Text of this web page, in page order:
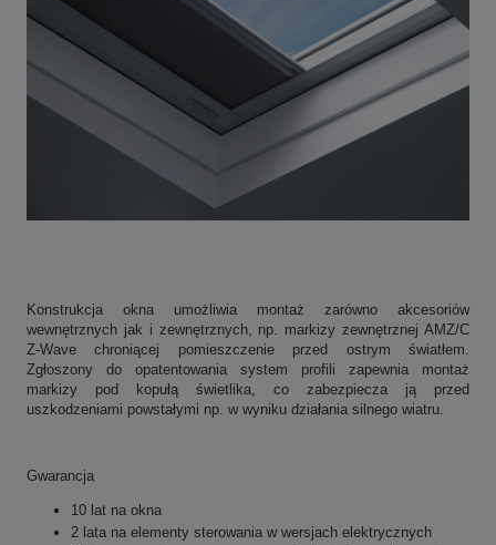
Konstrukcja okna umożliwia montaż zarówno akcesoriów
wewnętrznych jak i zewnętrznych, np. markizy zewnętrznej AMZ/C
Z-Wave chroniącej pomieszczenie przed ostrym światłem.
Zgłoszony do opatentowania system profili zapewnia montaż
markizy pod kopułą świetlika, co zabezpiecza ją przed
uszkodzeniami powstałymi np. w wyniku działania silnego wiatru.
Gwarancja
10 lat na okna
2 lata na elementy sterowania w wersjach elektrycznych